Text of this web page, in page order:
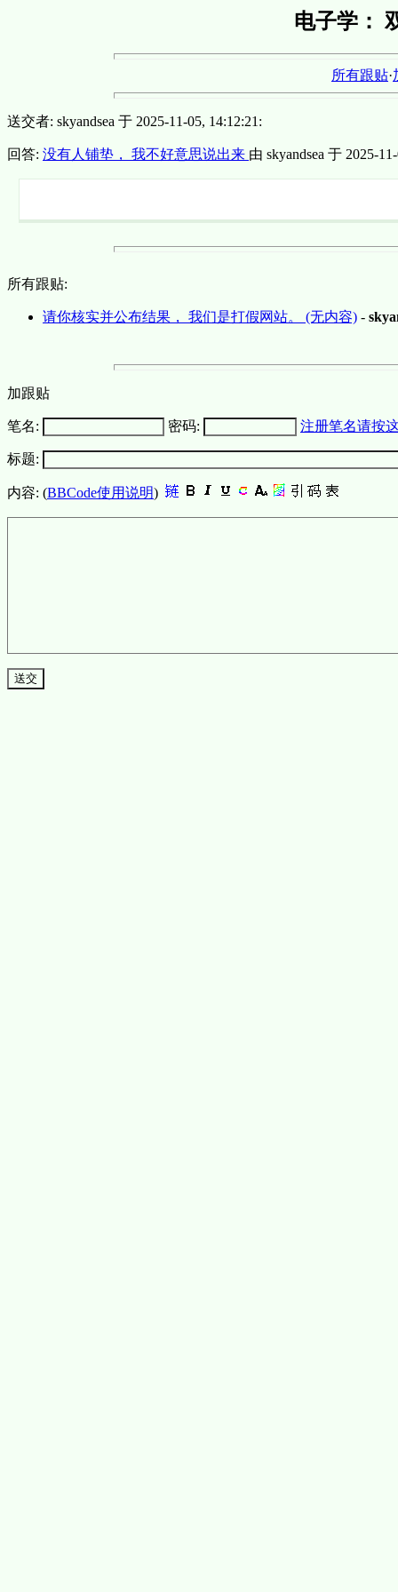
电子学：
所有跟贴·
送交者: skyandsea 于 2025-11-05, 14:12:21:
回答: 没有人铺垫， 我不好意思说出来 由 skyandsea 于 2025-
所有跟贴:
请你核实并公布结果， 我们是打假网站。 (无内容) -
加跟贴
笔名: 密码: 注册笔名请按
标题:
内容: (BBCode使用说明)